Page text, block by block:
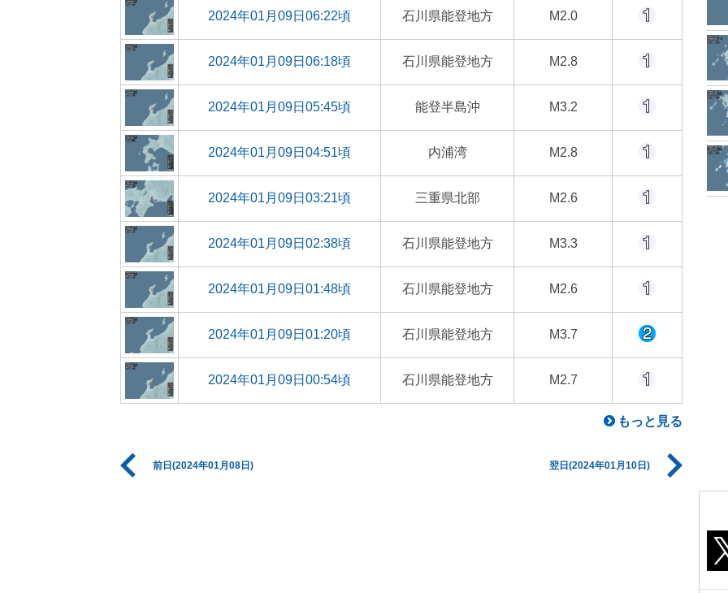
2024年01月09日06:22頃 石川県能登地方 M2.0
2024年01月09日06:18頃 石川県能登地方 M2.8
2024年01月09日05:45頃 能登半島沖 M3.2
2024年01月09日04:51頃 内浦湾 M2.8
2024年01月09日03:21頃 三重県北部 M2.6
2024年01月09日02:38頃 石川県能登地方 M3.3
2024年01月09日01:48頃 石川県能登地方 M2.6
2024年01月09日01:20頃 石川県能登地方 M3.7
2024年01月09日00:54頃 石川県能登地方 M2.7
もっと見る
前日(2024年01月08日) 翌日(2024年01月10日)